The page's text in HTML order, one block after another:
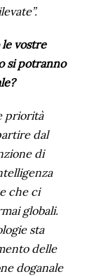
vostre
si potranno
priorità
dal
di
che ci
globali.
sta
delle
doganale